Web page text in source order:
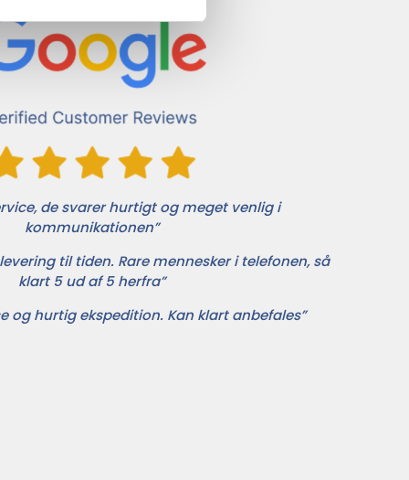
de svarer hurtigt og meget venlig i
kommunikationen”
til tiden. Rare mennesker i telefonen, så
klart 5 ud af 5 herfra”
og hurtig ekspedition. Kan klart anbefales”